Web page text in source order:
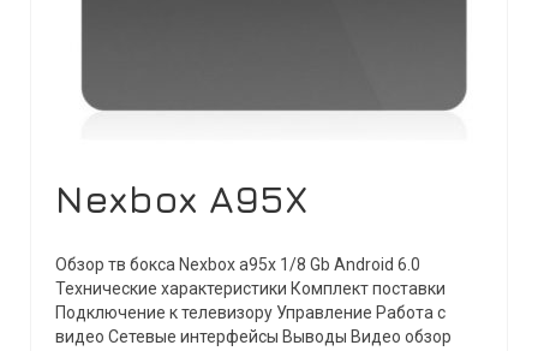
Nexbox A95X
Обзор тв бокса Nexbox a95x 1/8 Gb Android 6.0
Технические характеристики Комплект поставки
Подключение к телевизору Управление Работа с
видео Сетевые интерфейсы Выводы Видео обзор